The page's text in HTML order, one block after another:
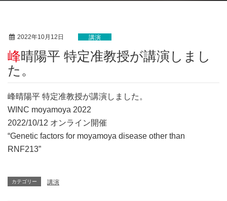
2022年10月12日 講演
峰晴陽平 特定准教授が講演しまし
た。
峰晴陽平 特定准教授が講演しました。
WINC moyamoya 2022
2022/10/12 オンライン開催
“Genetic factors for moyamoya disease other than
RNF213”
カテゴリー 講演